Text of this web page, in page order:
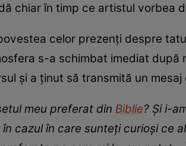
chiar în timp ce artistul vorbea
celor prezenți despre
s-a schimbat imediat după
și a ținut să transmită un
meu preferat din Biblie? Și i-
în cazul în care sunteți curioși ce